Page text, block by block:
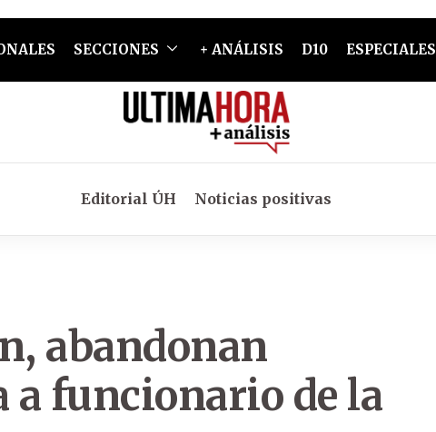
SECCIONES + ANÁLISIS D10 ESPECIALES
Editorial ÚH Noticias positivas
abandonan
a funcionario de la